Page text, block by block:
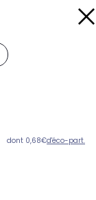
dont 0,68€d'éco-part.